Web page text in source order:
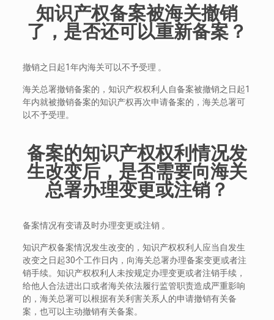
知识产权备案被海关撤销
了，是否还可以重新备案？
撤销之日起1年内海关可以不予受理 。
海关总署撤销备案的，知识产权权利人自备案被撤销之日起1
年内就被撤销备案的知识产权再次申请备案的，海关总署可
以不予受理。
备案的知识产权权利情况发
生改变后，是否需要向海关
总署办理变更或注销？
备案情况有变请及时办理变更或注销 。
知识产权备案情况发生改变的，知识产权权利人应当自发生
改变之日起30个工作日内，向海关总署办理备案变更或者注
销手续。知识产权权利人未按规定办理变更或者注销手续，
给他人合法进出口或者海关依法履行监管职责造成严重影响
的，海关总署可以根据有关利害关系人的申请撤销有关备
案，也可以主动撤销有关备案。